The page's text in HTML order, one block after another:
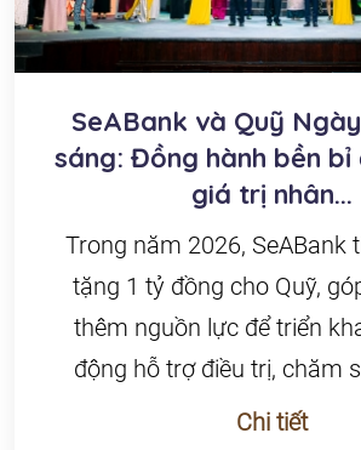
SeABank và Quỹ
sáng: Đồng hành bền
giá trị nhân...
Trong năm 2026, SeABank
tặng 1 tỷ đồng cho Quỹ,
thêm nguồn lực để triển
động hỗ trợ điều trị, chăm
Chi tiết